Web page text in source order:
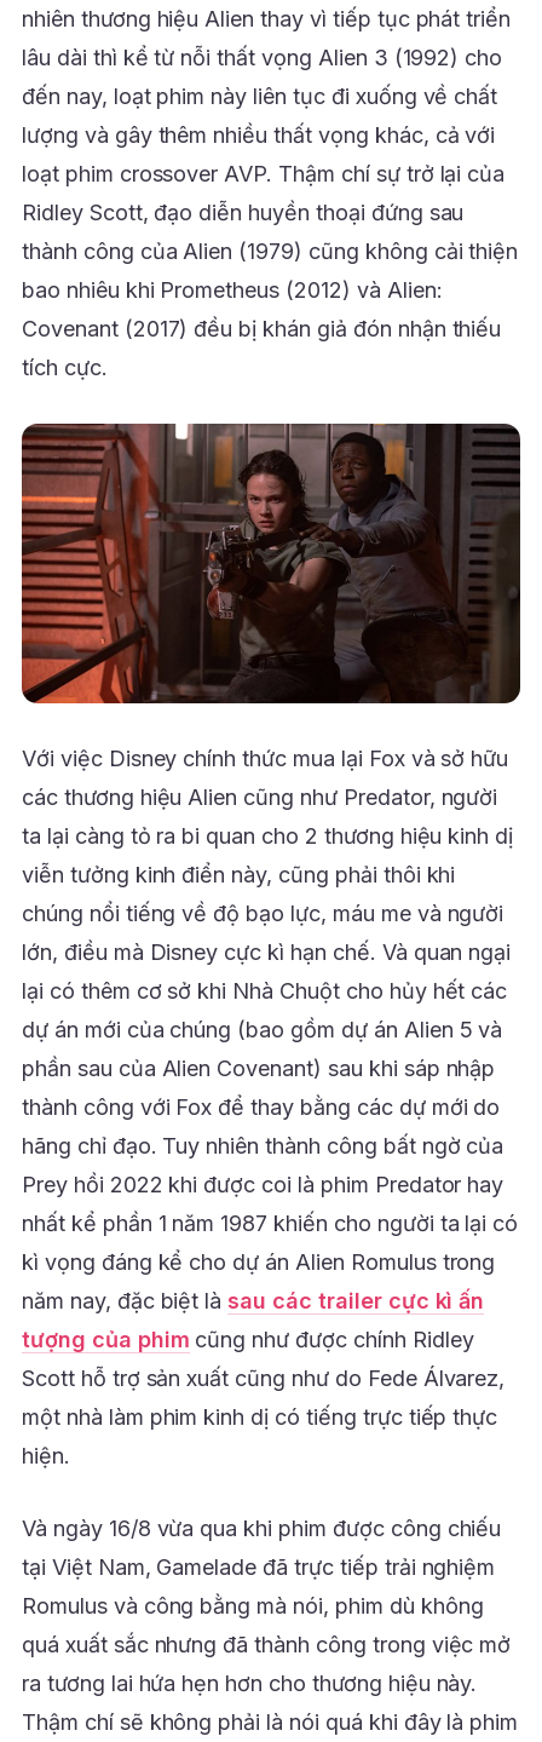
nhiên thương hiệu Alien thay vì tiếp tục phát triển
lâu dài thì kể từ nỗi thất vọng Alien 3 (1992) cho
đến nay, loạt phim này liên tục đi xuống về chất
lượng và gây thêm nhiều thất vọng khác, cả với
loạt phim crossover AVP. Thậm chí sự trở lại của
Ridley Scott, đạo diễn huyền thoại đứng sau
thành công của Alien (1979) cũng không cải thiện
bao nhiêu khi Prometheus (2012) và Alien:
Covenant (2017) đều bị khán giả đón nhận thiếu
tích cực.
Với việc Disney chính thức mua lại Fox và sở hữu
các thương hiệu Alien cũng như Predator, người
ta lại càng tỏ ra bi quan cho 2 thương hiệu kinh dị
viễn tưởng kinh điển này, cũng phải thôi khi
chúng nổi tiếng về độ bạo lực, máu me và người
lớn, điều mà Disney cực kì hạn chế. Và quan ngại
lại có thêm cơ sở khi Nhà Chuột cho hủy hết các
dự án mới của chúng (bao gồm dự án Alien 5 và
phần sau của Alien Covenant) sau khi sáp nhập
thành công với Fox để thay bằng các dự mới do
hãng chỉ đạo. Tuy nhiên thành công bất ngờ của
Prey hồi 2022 khi được coi là phim Predator hay
nhất kể phần 1 năm 1987 khiến cho người ta lại có
kì vọng đáng kể cho dự án Alien Romulus trong
năm nay, đặc biệt làsau các trailer cực kì ấn
tượng của phim cũng như được chính Ridley
Scott hỗ trợ sản xuất cũng như do Fede Álvarez,
một nhà làm phim kinh dị có tiếng trực tiếp thực
hiện.
Và ngày 16/8 vừa qua khi phim được công chiếu
tại Việt Nam, Gamelade đã trực tiếp trải nghiệm
Romulus và công bằng mà nói, phim dù không
quá xuất sắc nhưng đã thành công trong việc mở
ra tương lai hứa hẹn hơn cho thương hiệu này.
Thậm chí sẽ không phải là nói quá khi đây là phim